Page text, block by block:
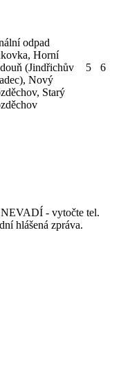
odpad
Horní
(Jindřichův
Nový
Starý
5 6
NEVADÍ - vytočte tel.
hlášená zpráva.